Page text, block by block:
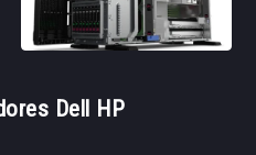
Dell HP